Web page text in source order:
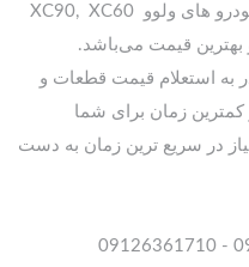
قطعات و لوازم یدکی اصلی تمامی خودرو های ولوو XC90, XC60
به استعلام قیمت قطعات و
زمان برای شما
در سریع ترین زمان به دست